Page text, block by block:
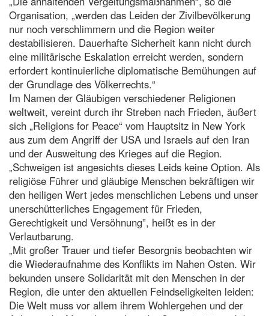
Organisation, „werden das Leiden der Zivilbevölkerung
nur noch verschlimmern und die Region weiter
destabilisieren. Dauerhafte Sicherheit kann nicht durch
eine militärische Eskalation erreicht werden, sondern
erfordert kontinuierliche diplomatische Bemühungen auf
der Grundlage des Völkerrechts.“
Im Namen der Gläubigen verschiedener Religionen
weltweit, vereint durch ihr Streben nach Frieden, äußert
sich „Religions for Peace“ vom Hauptsitz in New York
aus zum dem Angriff der USA und Israels auf den Iran
und der Ausweitung des Krieges auf die Region.
„Schweigen ist angesichts dieses Leids keine Option. Als
religiöse Führer und gläubige Menschen bekräftigen wir
den heiligen Wert jedes menschlichen Lebens und unser
unerschütterliches Engagement für Frieden,
Gerechtigkeit und Versöhnung”, heißt es in der
Verlautbarung.
„Mit großer Trauer und tiefer Besorgnis beobachten wir
die Wiederaufnahme des Konflikts im Nahen Osten. Wir
bekunden unsere Solidarität mit den Menschen in der
Region, die unter den aktuellen Feindseligkeiten leiden:
Die Welt muss vor allem ihrem Wohlergehen und der